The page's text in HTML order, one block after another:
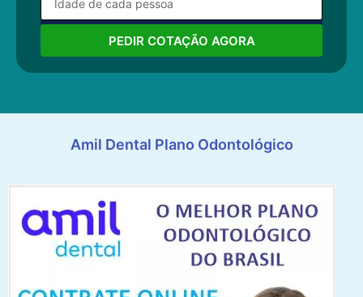
PEDIR COTAÇÃO AGORA
Amil Dental Plano Odontológico